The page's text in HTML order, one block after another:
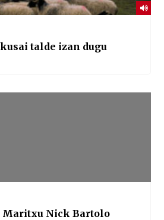
talde izan dugu
Nick Bartolo